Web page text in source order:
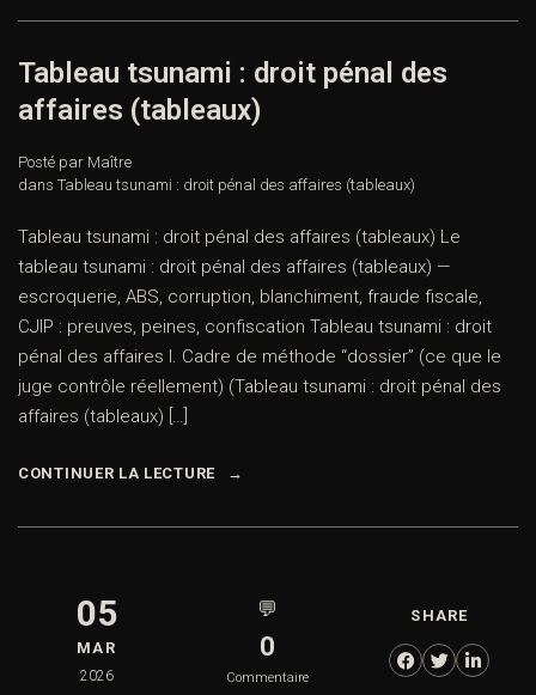
Tableau tsunami : droit pénal des
affaires (tableaux)
Posté par Maître
dans Tableau tsunami : droit pénal des affaires (tableaux)
Tableau tsunami : droit pénal des affaires (tableaux) Le
tableau tsunami : droit pénal des affaires (tableaux) —
escroquerie, ABS, corruption, blanchiment, fraude fiscale,
CJIP : preuves, peines, confiscation Tableau tsunami : droit
pénal des affaires I. Cadre de méthode “dossier” (ce que le
juge contrôle réellement) (Tableau tsunami : droit pénal des
affaires (tableaux) […]
CONTINUER LA LECTURE
05
MAR
2026
💬
0
Commentaire
SHARE